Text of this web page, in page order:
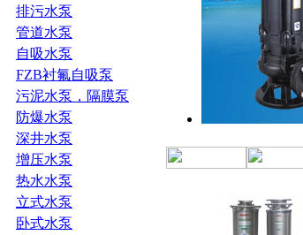
排污水泵
管道水泵
自吸水泵
FZB衬氟自吸泵
污泥水泵，隔膜泵
防爆水泵
深井水泵
增压水泵
热水水泵
立式水泵
卧式水泵